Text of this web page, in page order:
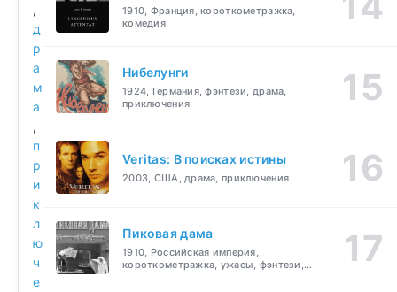
,
д
р
а
м
а
,
п
р
и
к
л
ю
ч
е
1910, Франция, короткометражка,
комедия
Нибелунги
1924, Германия, фэнтези, драма,
приключения
Veritas: В поисках истины
2003, США, драма, приключения
Пиковая дама
1910, Российская империя,
короткометражка, ужасы, фэнтези,